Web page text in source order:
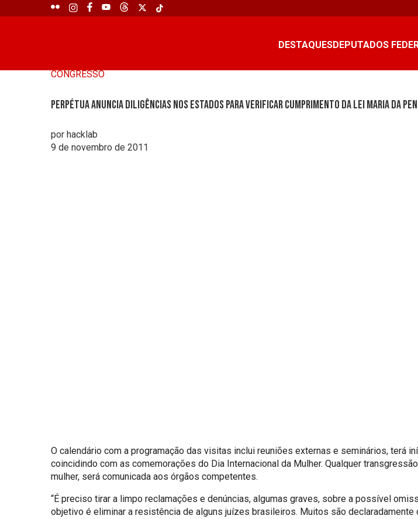
DESTAQUESDEPUTADOS
CONGRESSO
Perpétua anuncia diligências nos estados para verificar cumprimento da Lei Maria da
por hacklab
9 de novembro de 2011
O calendário com a programação das visitas inclui reuniões externas e seminários, terá
coincidindo com as comemorações do Dia Internacional da Mulher. Qualquer
mulher, será comunicada aos órgãos competentes.
“É preciso tirar a limpo reclamações e denúncias, algumas graves, sobre a possível
objetivo é eliminar a resistência de alguns juízes brasileiros. Muitos são